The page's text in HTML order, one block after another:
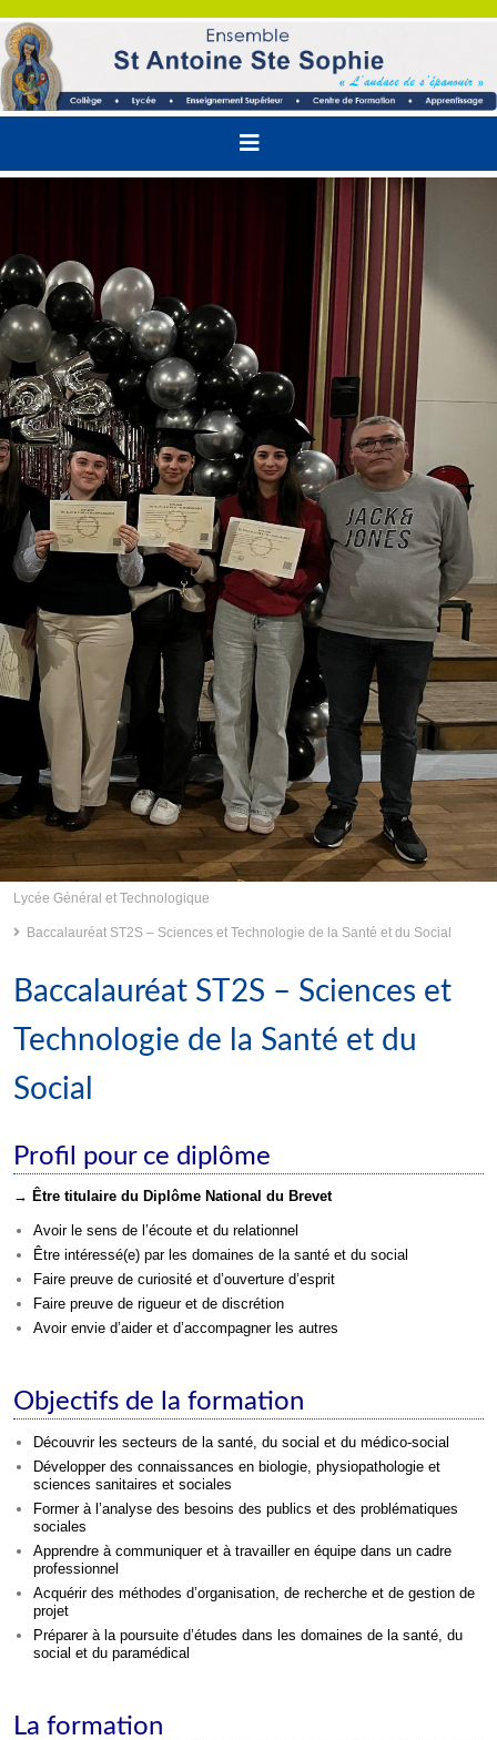
Lycée Général et Technologique
Baccalauréat ST2S – Sciences et Technologie de la Santé et du Social
Baccalauréat ST2S – Sciences et
Technologie de la Santé et du
Social
Profil pour ce diplôme
→ Être titulaire du Diplôme National du Brevet
Avoir le sens de l’écoute et du relationnel
Être intéressé(e) par les domaines de la santé et du social
Faire preuve de curiosité et d’ouverture d’esprit
Faire preuve de rigueur et de discrétion
Avoir envie d’aider et d’accompagner les autres
Objectifs de la formation
Découvrir les secteurs de la santé, du social et du médico-social
Développer des connaissances en biologie, physiopathologie et
sciences sanitaires et sociales
Former à l’analyse des besoins des publics et des problématiques
sociales
Apprendre à communiquer et à travailler en équipe dans un cadre
professionnel
Acquérir des méthodes d’organisation, de recherche et de gestion de
projet
Préparer à la poursuite d’études dans les domaines de la santé, du
social et du paramédical
La formation